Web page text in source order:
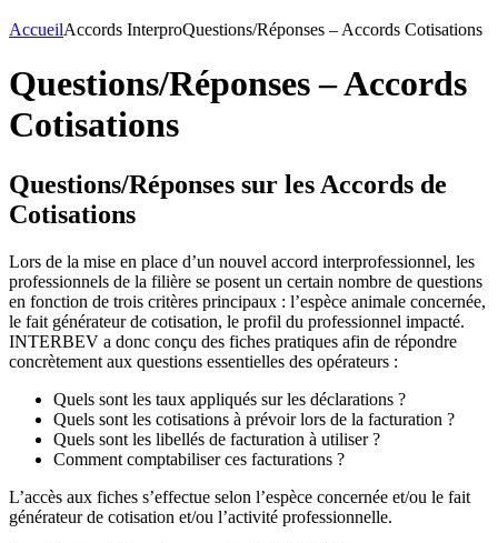
AccueilAccords InterproQuestions/Réponses – Accords Cotisations
Questions/Réponses – Accords
Cotisations
Questions/Réponses sur les Accords de
Cotisations
Lors de la mise en place d’un nouvel accord interprofessionnel, les
professionnels de la filière se posent un certain nombre de questions
en fonction de trois critères principaux : l’espèce animale concernée,
le fait générateur de cotisation, le profil du professionnel impacté.
INTERBEV a donc conçu des fiches pratiques afin de répondre
concrètement aux questions essentielles des opérateurs :
Quels sont les taux appliqués sur les déclarations ?
Quels sont les cotisations à prévoir lors de la facturation ?
Quels sont les libellés de facturation à utiliser ?
Comment comptabiliser ces facturations ?
L’accès aux fiches s’effectue selon l’espèce concernée et/ou le fait
générateur de cotisation et/ou l’activité professionnelle.